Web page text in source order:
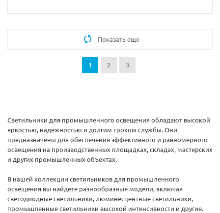
Показать еще
1 2 3
Светильники для промышленного освещения обладают высокой
яркостью, надежностью и долгим сроком службы. Они
предназначены для обеспечения эффективного и равномерного
освещения на производственных площадках, складах, мастерских
и других промышленных объектах.
В нашей коллекции светильников для промышленного
освещения вы найдете разнообразные модели, включая
светодиодные светильники, люминесцентные светильники,
промышленные светильники высокой интенсивности и другие.